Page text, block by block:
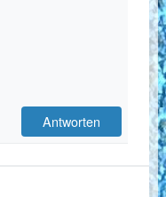
Antworten